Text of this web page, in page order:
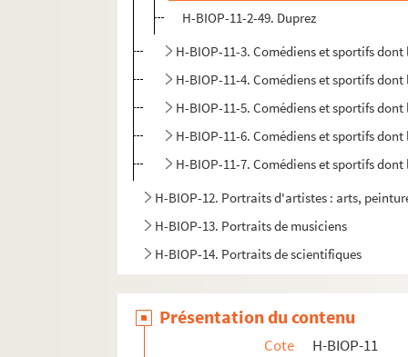
H-BIOP-11-2-49. Duprez
H-BIOP-11-3. Comédiens et sportifs
H-BIOP-11-4. Comédiens et sportifs
H-BIOP-11-5. Comédiens et sportifs
H-BIOP-11-6. Comédiens et sportifs
H-BIOP-11-7. Comédiens et sportifs
H-BIOP-12. Portraits d'artistes : arts,
H-BIOP-13. Portraits de musiciens
H-BIOP-14. Portraits de scientifiques
Présentation du contenu
Cote
H-BIOP-11